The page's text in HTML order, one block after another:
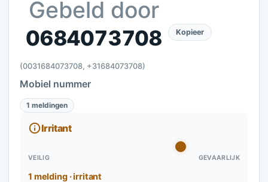
Gebeld door
0684073708
(0031684073708, +31684073708)
Kopieer
Mobiel nummer
1 meldingen
Irritant
VEILIG GEVAARLIJK
1 melding · irritant